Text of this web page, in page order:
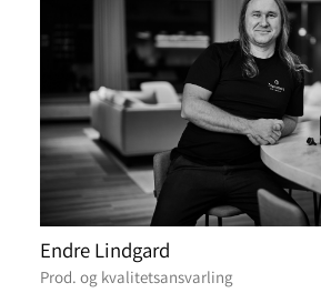
Endre Lindgard
Prod. og kvalitetsansvarling